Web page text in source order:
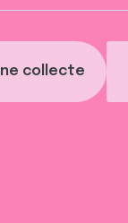
collecte